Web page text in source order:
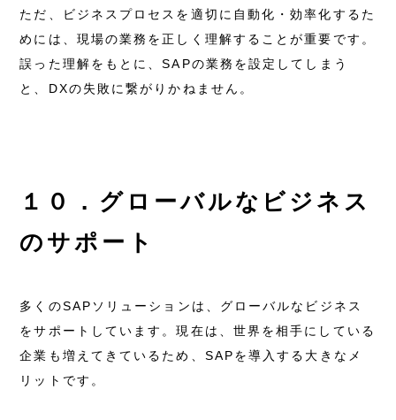
ただ、ビジネスプロセスを適切に自動化・効率化するた
めには、現場の業務を正しく理解することが重要です。
誤った理解をもとに、SAPの業務を設定してしまう
と、DXの失敗に繋がりかねません。
１０．グローバルなビジネス
のサポート
多くのSAPソリューションは、グローバルなビジネス
をサポートしています。現在は、世界を相手にしている
企業も増えてきているため、SAPを導入する大きなメ
リットです。